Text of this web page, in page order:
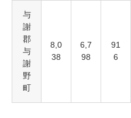
与
謝
郡
与
謝
野
町
8,0
38
6,7
98
91
6